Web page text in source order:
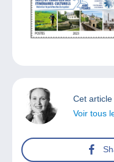
Cet
Voir tous